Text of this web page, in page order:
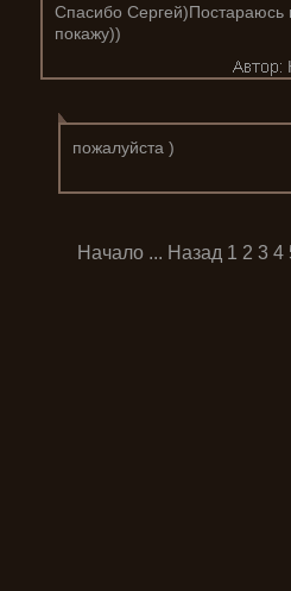
Спасибо Сергей)Постараюсь
покажу))
пожалуйста )
Начало... Назад 1 2 3 4